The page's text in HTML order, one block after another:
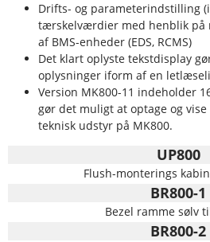
Drifts- og parameterindstilling
tærskelværdier med henblik på
af BMS-enheder (EDS, RCMS)
Det klart oplyste tekstdisplay
oplysninger iform af en
Version MK800-11 indeholder
gør det muligt at optage og
teknisk udstyr på MK800.
UP800
Flush-monterings
BR800-1
Bezel ramme sølv
BR800-2